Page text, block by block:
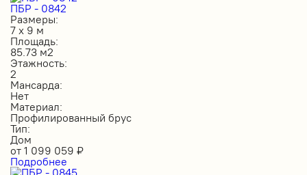
ПБР - 0842
Размеры:
7 х 9 м
Площадь:
85.73 м2
Этажность:
2
Мансарда:
Нет
Материал:
Профилированный брус
Тип:
Дом
от 1 099 059 ₽
Подробнее